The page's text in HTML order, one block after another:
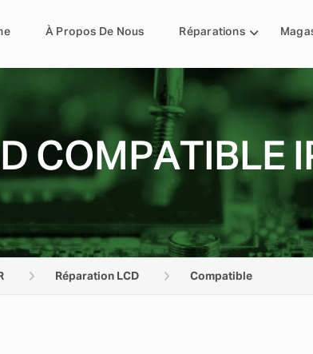
À Propos De Nous Réparations
COMPATIBLE
Réparation LCD Compatible